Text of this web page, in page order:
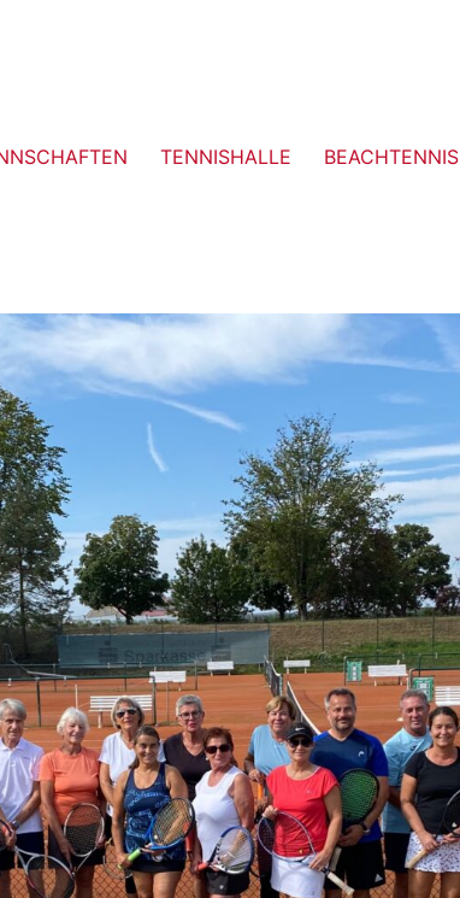
TENNISHALLE BEACHTENNIS